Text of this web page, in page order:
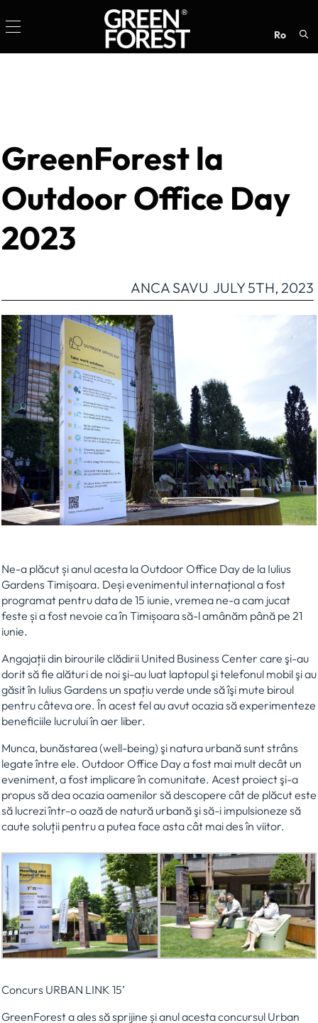
ro
GreenForest la
Outdoor Office Day
2023
ANCA SAVU JULY 5TH, 2023
Ne-a plăcut și anul acesta la Outdoor Office Day de la Iulius
Gardens Timișoara. Deși evenimentul internațional a fost
programat pentru data de 15 iunie, vremea ne-a cam jucat
feste și a fost nevoie ca în Timișoara să-l amânăm până pe 21
iunie.
Angajații din birourile clădirii United Business Center care şi-au
dorit să fie alături de noi şi-au luat laptopul şi telefonul mobil şi au
găsit în Iulius Gardens un spațiu verde unde să îşi mute biroul
pentru câteva ore. În acest fel au avut ocazia să experimenteze
beneficiile lucrului în aer liber.
Munca, bunăstarea (well-being) şi natura urbană sunt strâns
legate între ele. Outdoor Office Day a fost mai mult decât un
eveniment, a fost implicare în comunitate. Acest proiect şi-a
propus să dea ocazia oamenilor să descopere cât de plăcut este
să lucrezi într-o oază de natură urbană şi să-i impulsioneze să
caute soluții pentru a putea face asta cât mai des în viitor.
Concurs URBAN LINK 15’
GreenForest a ales să sprijine și anul acesta concursul Urban